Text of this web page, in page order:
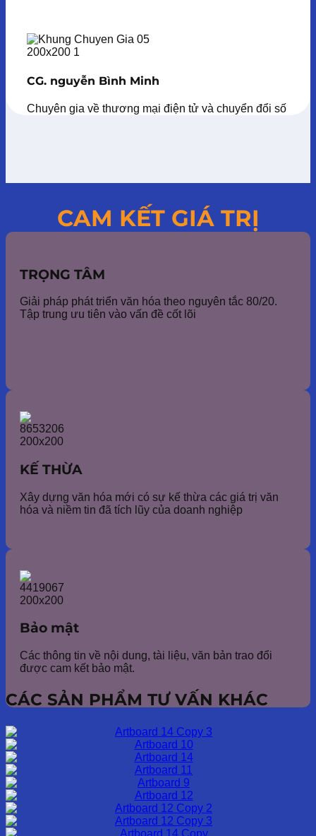
CG. nguyễn Bình Minh
Chuyên gia về thương mại điện tử và chuyển đổi số
CAM KẾT GIÁ TRỊ
TRỌNG TÂM
Giải pháp phát triển văn hóa theo nguyên tắc 80/20.
Tập trung ưu tiên vào vấn đề cốt lõi
KẾ THỪA
Xây dựng văn hóa mới có sự kế thừa các giá trị văn
hóa và niềm tin đã tích lũy của doanh nghiệp
Bảo mật
Các thông tin về nội dung, tài liệu, văn bản trao đổi
được cam kết bảo mật.
CÁC SẢN PHẨM TƯ VẤN KHÁC